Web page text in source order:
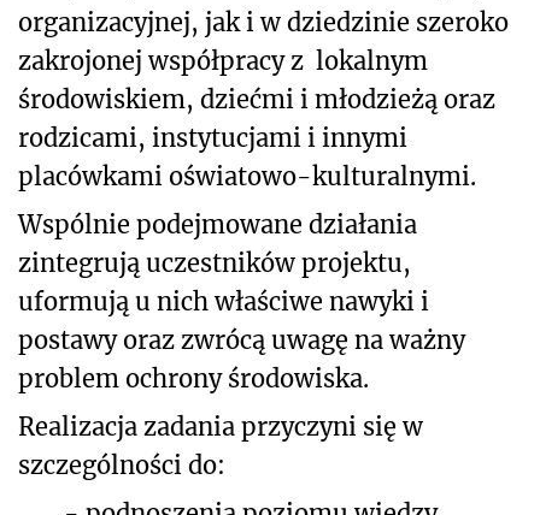
organizacyjnej, jak i w dziedzinie szeroko
zakrojonej współpracy z lokalnym
środowiskiem, dziećmi i młodzieżą oraz
rodzicami, instytucjami i innymi
placówkami oświatowo-kulturalnymi.
Wspólnie podejmowane działania
zintegrują uczestników projektu,
uformują u nich właściwe nawyki i
postawy oraz zwrócą uwagę na ważny
problem ochrony środowiska.
Realizacja zadania przyczyni się w
szczególności do: